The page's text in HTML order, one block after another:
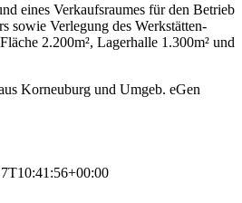
eines Verkaufsraumes für den Betrieb
sowie Verlegung des Werkstätten-
2.200m², Lagerhalle 1.300m² und
Korneuburg und Umgeb. eGen